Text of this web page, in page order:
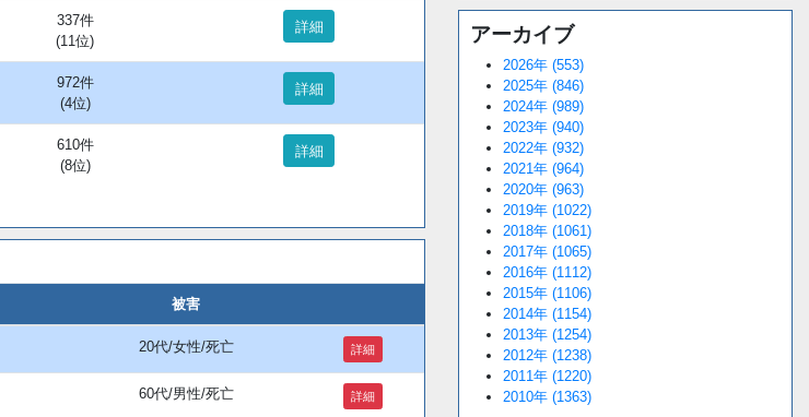
337件
(11位)
詳細
972件
(4位)
詳細
610件
(8位)
詳細
被害
20代/女性/死亡 詳細
60代/男性/死亡 詳細
アーカイブ
2026年 (553)
2025年 (846)
2024年 (989)
2023年 (940)
2022年 (932)
2021年 (964)
2020年 (963)
2019年 (1022)
2018年 (1061)
2017年 (1065)
2016年 (1112)
2015年 (1106)
2014年 (1154)
2013年 (1254)
2012年 (1238)
2011年 (1220)
2010年 (1363)